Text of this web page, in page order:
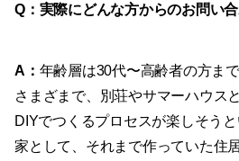
Q：実際にどんな方からのお問い
A ： 年齢層は30代〜高齢者の方ま
さまざまで、別荘やサマーハウス
DIYでつくるプロセスが楽しそう
家として、それまで作っていた住